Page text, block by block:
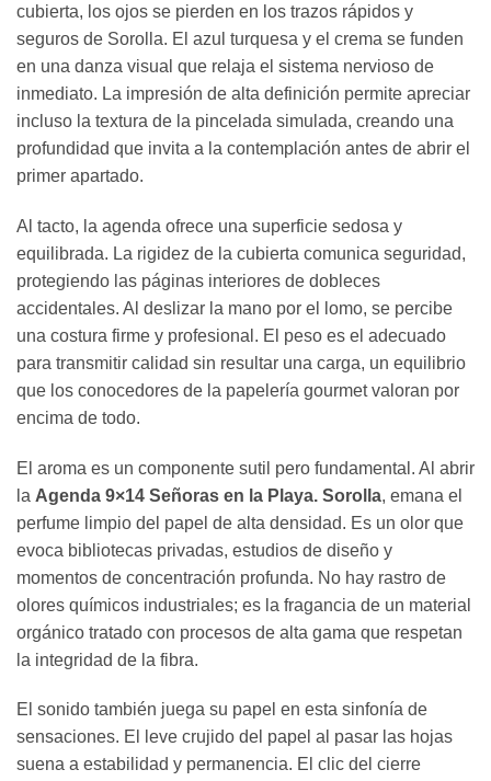
cubierta, los ojos se pierden en los trazos rápidos y
seguros de Sorolla. El azul turquesa y el crema se funden
en una danza visual que relaja el sistema nervioso de
inmediato. La impresión de alta definición permite apreciar
incluso la textura de la pincelada simulada, creando una
profundidad que invita a la contemplación antes de abrir el
primer apartado.
Al tacto, la agenda ofrece una superficie sedosa y
equilibrada. La rigidez de la cubierta comunica seguridad,
protegiendo las páginas interiores de dobleces
accidentales. Al deslizar la mano por el lomo, se percibe
una costura firme y profesional. El peso es el adecuado
para transmitir calidad sin resultar una carga, un equilibrio
que los conocedores de la papelería gourmet valoran por
encima de todo.
El aroma es un componente sutil pero fundamental. Al abrir
la Agenda 9×14 Señoras en la Playa. Sorolla, emana el
perfume limpio del papel de alta densidad. Es un olor que
evoca bibliotecas privadas, estudios de diseño y
momentos de concentración profunda. No hay rastro de
olores químicos industriales; es la fragancia de un material
orgánico tratado con procesos de alta gama que respetan
la integridad de la fibra.
El sonido también juega su papel en esta sinfonía de
sensaciones. El leve crujido del papel al pasar las hojas
suena a estabilidad y permanencia. El clic del cierre